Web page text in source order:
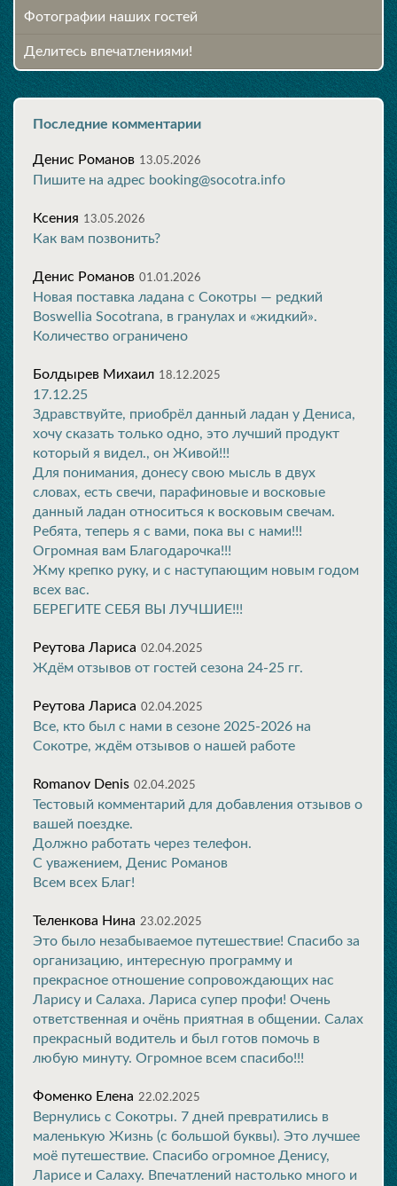
Фотографии наших гостей
Делитесь впечатлениями!
Последние комментарии
Денис Романов 13.05.2026
Пишите на адрес booking@socotra.info
Ксения 13.05.2026
Как вам позвонить?
Денис Романов 01.01.2026
Новая поставка ладана с Сокотры — редкий
Boswellia Socotrana, в гранулах и «жидкий».
Количество ограничено
Болдырев Михаил 18.12.2025
17.12.25
Здравствуйте, приобрёл данный ладан у Дениса,
хочу сказать только одно, это лучший продукт
который я видел., он Живой!!!
Для понимания, донесу свою мысль в двух
словах, есть свечи, парафиновые и восковые
данный ладан относиться к восковым свечам.
Ребята, теперь я с вами, пока вы с нами!!!
Огромная вам Благодарочка!!!
Жму крепко руку, и с наступающим новым годом
всех вас.
БЕРЕГИТЕ СЕБЯ ВЫ ЛУЧШИЕ!!!
Реутова Лариса 02.04.2025
Ждём отзывов от гостей сезона 24-25 гг.
Реутова Лариса 02.04.2025
Все, кто был с нами в сезоне 2025-2026 на
Сокотре, ждём отзывов о нашей работе
Romanov Denis 02.04.2025
Тестовый комментарий для добавления отзывов о
вашей поездке.
Должно работать через телефон.
С уважением, Денис Романов
Всем всех Благ!
Теленкова Нина 23.02.2025
Это было незабываемое путешествие! Спасибо за
организацию, интересную программу и
прекрасное отношение сопровождающих нас
Ларису и Салаха. Лариса супер профи! Очень
ответственная и очёнь приятная в общении. Салах
прекрасный водитель и был готов помочь в
любую минуту. Огромное всем спасибо!!!
Фоменко Елена 22.02.2025
Вернулись с Сокотры. 7 дней превратились в
маленькую Жизнь (с большой буквы). Это лучшее
моё путешествие. Спасибо огромное Денису,
Ларисе и Салаху. Впечатлений настолько много и